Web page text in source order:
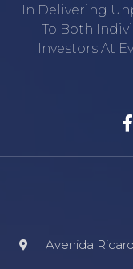
In Delivering
To Both
Investors At
Avenida